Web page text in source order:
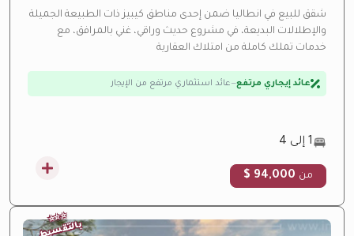
شقق للبيع في انطاليا ضمن إحدى مناطق كيبيز ذات الطبيعة الجميلة
والإطلالات البديعة، في مشروع حديث وراقي، غني بالمرافق، مع
خدمات تملك كاملة من امتلاك العقارية
ارتفاع متوقع بالقيمة— منطقة نمو سريع
تحت الإنشاء —تحت الإنشاء حالياً
1 إلى 4
من 94,000 $
⭐
⭐
⭐
بالتقسيط